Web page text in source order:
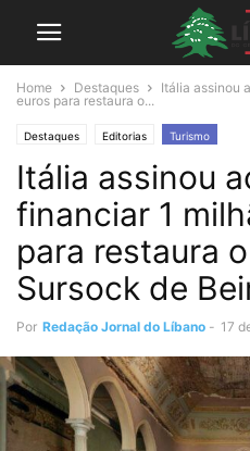
Home Destaques
Itália assinou
euros para restaura o...
Destaques Editorias Turismo
Itália assinou
financiar 1
para restaura
Sursock de
Por Redação Jornal do Líbano - 17